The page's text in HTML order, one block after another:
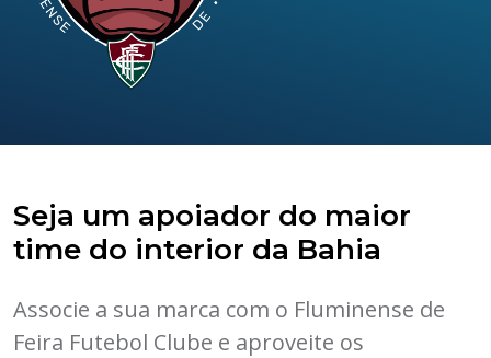
Seja um apoiador do maior
time do interior da Bahia
Associe a sua marca com o Fluminense de
Feira Futebol Clube e aproveite os